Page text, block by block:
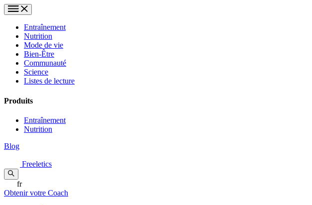
Entraînement
Nutrition
Mode de vie
Bien-Être
Communauté
Science
Listes de lecture
Produits
Entraînement
Nutrition
Blog
Freeletics
fr
Obtenir votre Coach